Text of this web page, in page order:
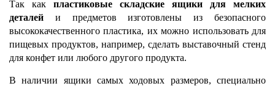
Так как пластиковые складские ящики для мелких
деталей и предметов изготовлены из безопасного
высококачественного пластика, их можно использовать для
пищевых продуктов, например, сделать выставочный стенд
для конфет или любого другого продукта.
В наличии ящики самых ходовых размеров, специально